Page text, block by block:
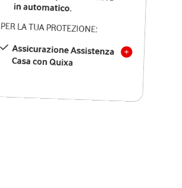
in automatico.
PER LA TUA PROTEZIONE:
Assicurazione Assistenza
Casa con Quixa